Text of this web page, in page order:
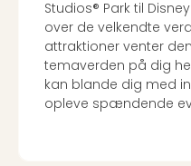
Studios® Park til
over de velkendte
attraktioner venter
temaverden på dig
kan blande dig med
opleve spændende